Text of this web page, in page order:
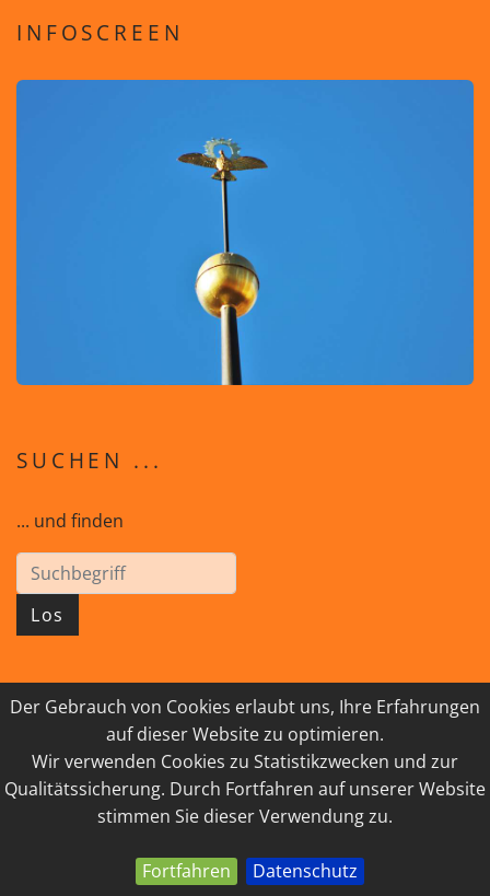
Der Gebrauch von Cookies erlaubt uns, Ihre Erfahrungen
auf dieser Website zu optimieren.
Wir verwenden Cookies zu Statistikzwecken und zur
Qualitätssicherung. Durch Fortfahren auf unserer Website
stimmen Sie dieser Verwendung zu.
Fortfahren Datenschutz
INFOSCREEN
SUCHEN ...
... und finden
Los
© 2026 GEISTreich - Diözese Innsbruck
IMPRESSUM
LINKSAMMLUNG
DATENSCHUTZ
KONTAKT
powered by webEdition CMS